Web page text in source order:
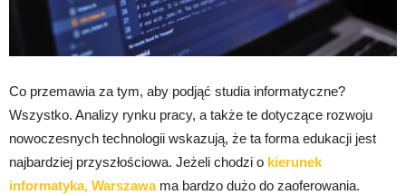
Co przemawia za tym, aby podjąć studia informatyczne?
Wszystko. Analizy rynku pracy, a także te dotyczące rozwoju
nowoczesnych technologii wskazują, że ta forma edukacji jest
najbardziej przyszłościowa. Jeżeli chodzi o kierunek
informatyka, Warszawama bardzo dużo do zaoferowania.